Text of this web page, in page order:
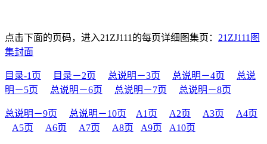
点击下面的页码，进入21ZJ111的每页详细图集页： 21ZJ111图
集封面
目录-1页 目录－2页 总说明－3页 总说明－4页
总说
明－5页
总说明－6页 总说明－7页 总说明－8页
总说明－9页 总说明－10页 A1页 A2页 A3页
A4页
A5页
A6页 A7页 A8页 A9页 A10页